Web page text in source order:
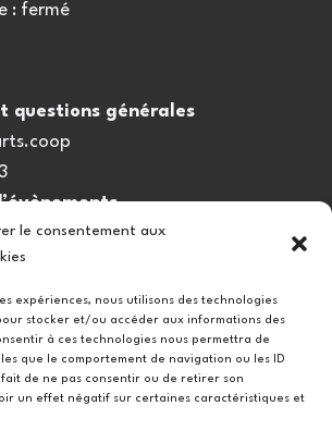
le consentement aux
expériences, nous utilisons des technologies
stocker et/ou accéder aux informations des
à ces technologies nous permettra de
que le comportement de navigation ou les ID
de ne pas consentir ou de retirer son
un effet négatif sur certaines caractéristiques et
: fermé
questions générales
(UE)